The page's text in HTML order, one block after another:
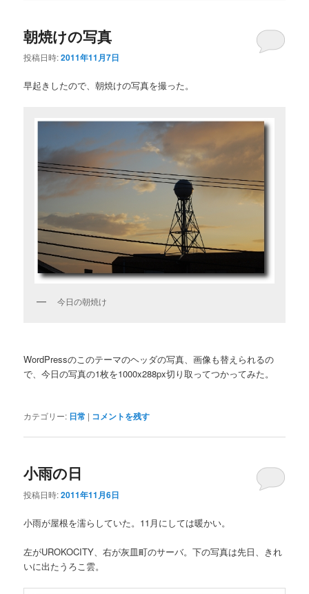
朝焼けの写真
投稿日時:2011年11月7日
早起きしたので、朝焼けの写真を撮った。
今日の朝焼け
WordPressのこのテーマのヘッダの写真、画像も替えられるの
で、今日の写真の1枚を1000x288px切り取ってつかってみた。
カテゴリー: 日常 | コメントを残す
小雨の日
投稿日時:2011年11月6日
小雨が屋根を濡らしていた。11月にしては暖かい。
左がUROKOCITY、右が灰皿町のサーバ。下の写真は先日、きれ
いに出たうろこ雲。